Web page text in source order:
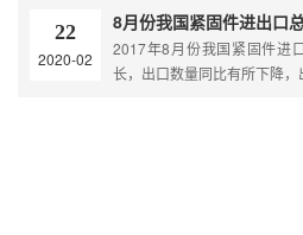
进出口....
22
2020-02
8月份我国紧固件进出口
2017年8月份我国紧固件进
长，出口数量同比有所下降